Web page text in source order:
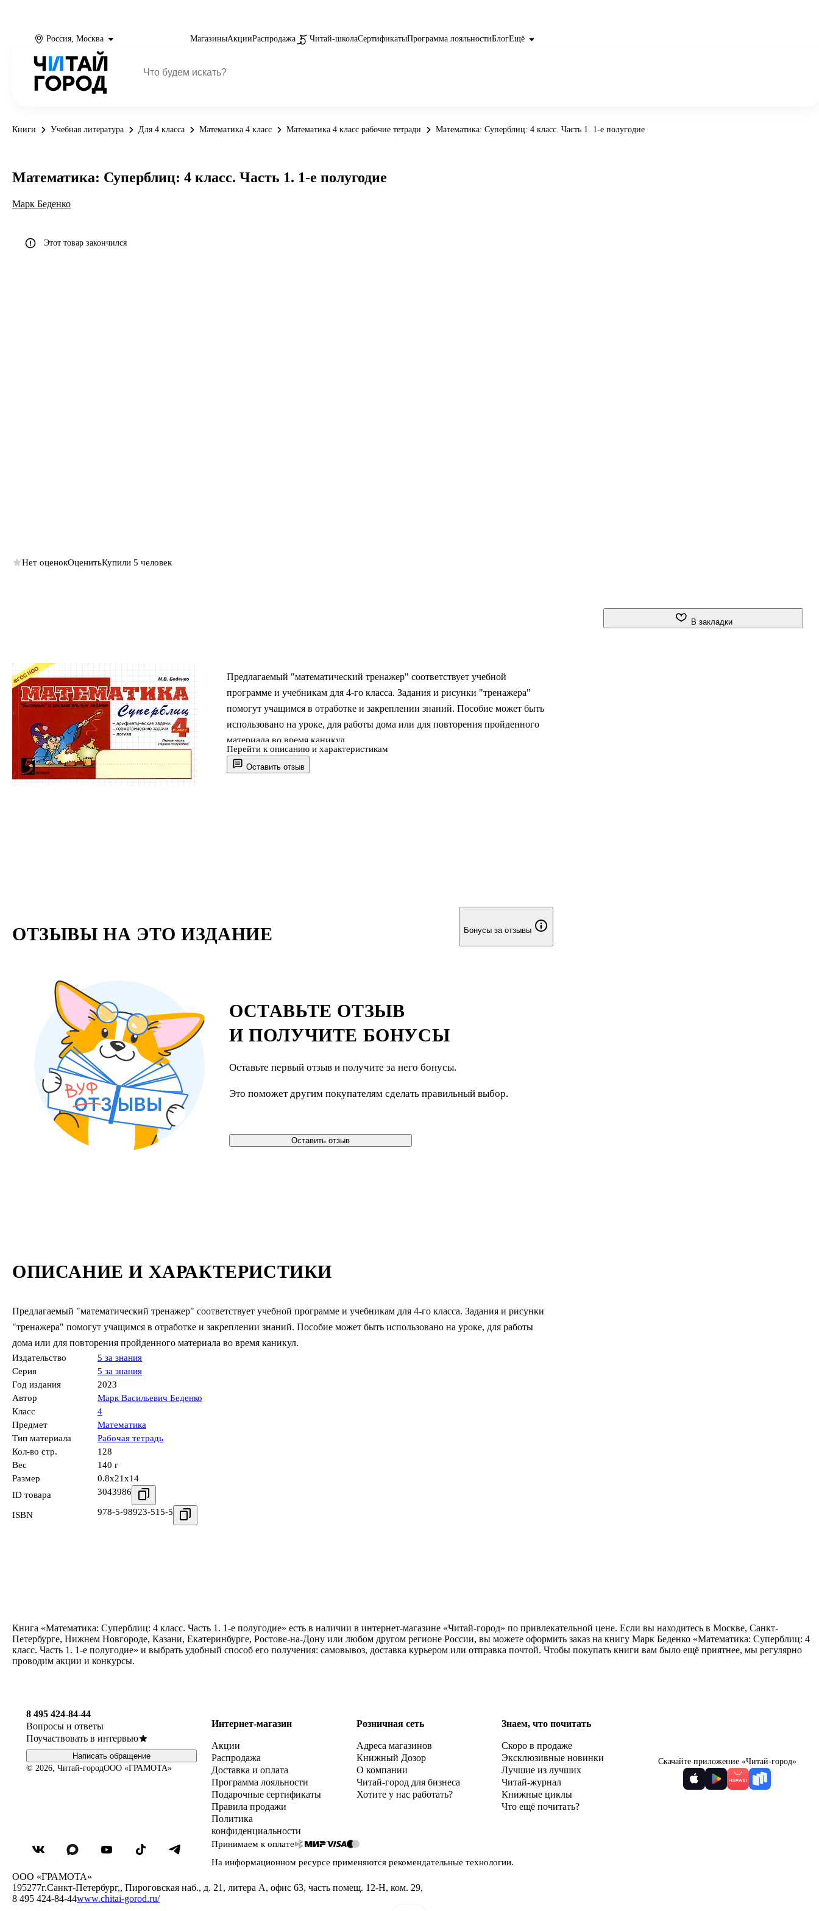
Россия, Москва МагазиныАкцииРаспродажа Читай-школаСертификатыПрограмма лояльностиБлогЕщё
Книги Учебная литература Для 4 класса Математика 4 класс Математика 4 класс рабочие тетради Математика: Суперблиц: 4 класс. Часть 1. 1-е полугодие
Оставить отзыв
Предлагаемый "математический тренажер" соответствует учебной
программе и учебникам для 4-го класса. Задания и рисунки "тренажера"
помогут учащимся в отработке и закреплении знаний. Пособие может быть
использовано на уроке, для работы дома или для повторения пройденного
материала во время каникул.
Перейти к описанию и характеристикам
Математика: Суперблиц: 4 класс. Часть 1. 1-е полугодие
Марк Беденко
Этот товар закончился
Нет оценокОценитьКупили 5 человек
В закладки
ОПИСАНИЕ И ХАРАКТЕРИСТИКИ
Предлагаемый "математический тренажер" соответствует учебной программе и учебникам для 4-го класса. Задания и рисунки
"тренажера" помогут учащимся в отработке и закреплении знаний. Пособие может быть использовано на уроке, для работы
дома или для повторения пройденного материала во время каникул.
Издательство
5 за знания
Серия
5 за знания
Год издания
2023
Автор
Марк Васильевич Беденко
Класс
4
Предмет
Математика
Тип материала
Рабочая тетрадь
Кол-во стр.
128
Вес
140 г
Размер
0.8x21x14
ID товара
3043986
ISBN 978-5-98923-515-5
ОТЗЫВЫ НА ЭТО ИЗДАНИЕ Бонусы за отзывы
ОСТАВЬТЕ ОТЗЫВ
И ПОЛУЧИТЕ БОНУСЫ
Оставьте первый отзыв и получите за него бонусы.
Это поможет другим покупателям сделать правильный выбор.
Оставить отзыв
Книга «Математика: Суперблиц: 4 класс. Часть 1. 1-е полугодие» есть в наличии в интернет-магазине «Читай-город» по привлекательной цене. Если вы находитесь в Москве, Санкт-
Петербурге, Нижнем Новгороде, Казани, Екатеринбурге, Ростове-на-Дону или любом другом регионе России, вы можете оформить заказ на книгу Марк Беденко «Математика: Суперблиц: 4
класс. Часть 1. 1-е полугодие» и выбрать удобный способ его получения: самовывоз, доставка курьером или отправка почтой. Чтобы покупать книги вам было ещё приятнее, мы регулярно
проводим акции и конкурсы.
8 495 424-84-44
Вопросы и ответы
Поучаствовать в интервью
Написать обращение
© 2026, Читай-городООО «ГРАМОТА»
Интернет-магазин
Акции
Распродажа
Доставка и оплата
Программа лояльности
Подарочные сертификаты
Правила продажи
Политика
конфиденциальности
Розничная сеть
Адреса магазинов
Книжный Дозор
О компании
Читай-город для бизнеса
Хотите у нас работать?
Знаем, что почитать
Скоро в продаже
Эксклюзивные новинки
Лучшие из лучших
Читай-журнал
Книжные циклы
Что ещё почитать?
Принимаем к оплате
На информационном ресурсе применяются рекомендательные технологии.
Скачайте приложение «Читай-город»
ООО «ГРАМОТА»
195277г.Санкт-Петербург,, Пироговская наб., д. 21, литера А, офис 63, часть помещ. 12-Н, ком. 29,
8 495 424-84-44www.chitai-gorod.ru/